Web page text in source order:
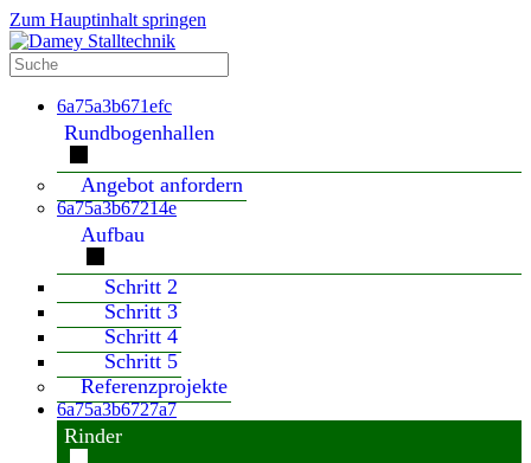
Zum Hauptinhalt springen
6a75a3b671efc
Rundbogenhallen
Angebot anfordern
6a75a3b67214e
Aufbau
Schritt 2
Schritt 3
Schritt 4
Schritt 5
Referenzprojekte
6a75a3b6727a7
Rinder